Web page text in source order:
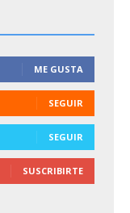
ME GUSTA
SEGUIR
SEGUIR
SUSCRIBIRTE